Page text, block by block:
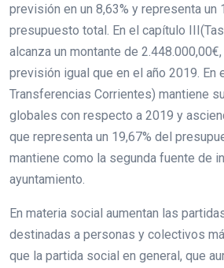
previsión en un 8,63% y representa un
presupuesto total. En el capítulo
alcanza un montante de
previsión igual que en el año 2019. En
Transferencias Corrientes) mantiene
globales con respecto a 2019 y
que representa un 19,67% del
mantiene como la segunda fuente de
ayuntamiento.
En materia social aumentan las
destinadas a personas y colectivos
que la partida social en general, que